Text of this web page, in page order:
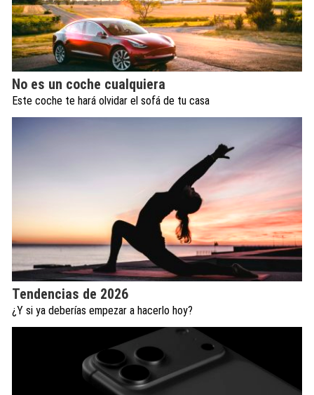
No es un coche cualquiera
Este coche te hará olvidar el sofá de tu casa
Tendencias de 2026
¿Y si ya deberías empezar a hacerlo hoy?